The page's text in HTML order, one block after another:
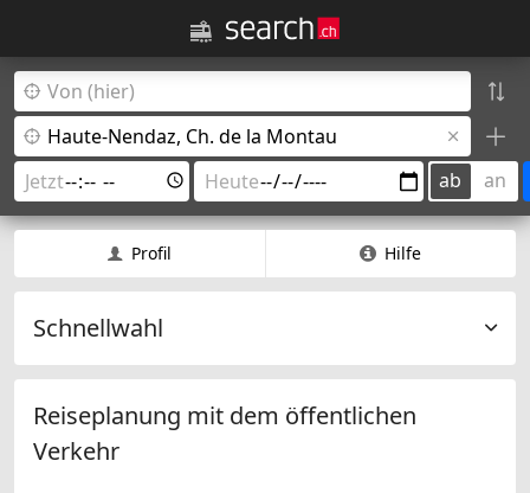
ab an
Profil Hilfe
Schnellwahl
Reiseplanung mit dem öffentlichen
Verkehr